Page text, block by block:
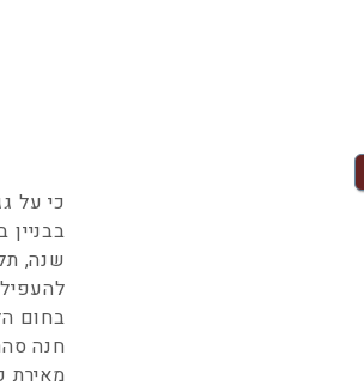
כי על
שנה,
בחום
חנה
מאירת